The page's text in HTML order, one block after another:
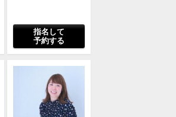
指名して
予約する